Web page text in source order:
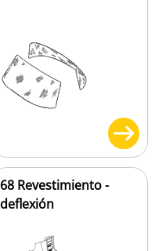
68 Revestimiento -
deflexión